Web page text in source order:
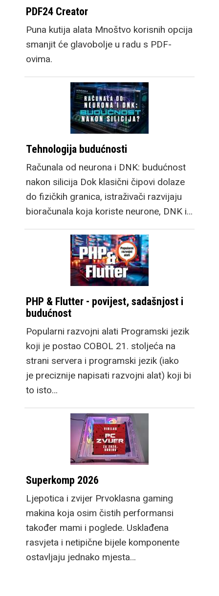
PDF24 Creator
Puna kutija alata Mnoštvo korisnih opcija
smanjit će glavobolje u radu s PDF-
ovima.
Tehnologija budućnosti
Računala od neurona i DNK: budućnost
nakon silicija Dok klasični čipovi dolaze
do fizičkih granica, istraživači razvijaju
bioračunala koja koriste neurone, DNK i…
PHP & Flutter - povijest, sadašnjost i
budućnost
Popularni razvojni alati Programski jezik
koji je postao COBOL 21. stoljeća na
strani servera i programski jezik (iako
je preciznije napisati razvojni alat) koji bi
to isto…
Superkomp 2026
Ljepotica i zvijer Prvoklasna gaming
makina koja osim čistih performansi
također mami i poglede. Usklađena
rasvjeta i netipične bijele komponente
ostavljaju jednako mjesta…